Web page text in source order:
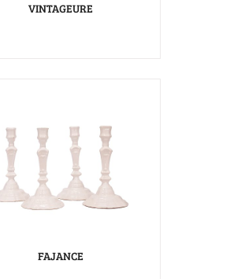
VINTAGEURE
FAJANCE